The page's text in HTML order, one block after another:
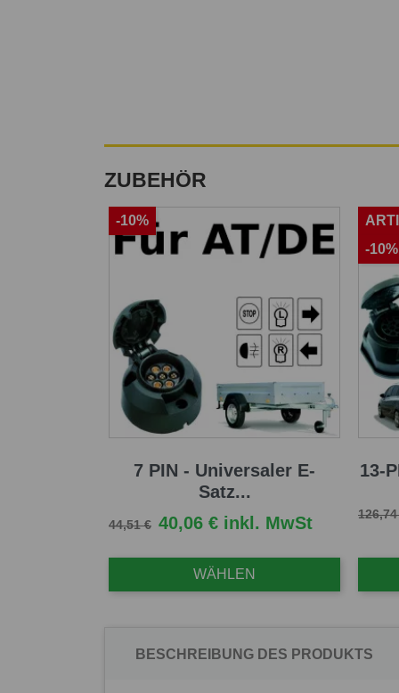
ZUBEHÖR
7 PIN - Universaler E-
Satz...
Verkaufspreis
44,51 € Preis
40,06 € inkl. MwSt
WÄHLEN
-10%
13-
-10%
BESCHREIBUNG DES PRODUKTS